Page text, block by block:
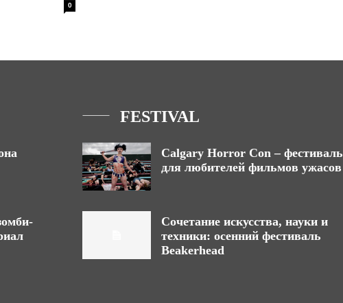
0
FESTIVAL
Calgary Horror Con – фестиваль
для любителей фильмов ужасов
Сочетание искусства, науки и
техники: осенний фестиваль
Beakerhead